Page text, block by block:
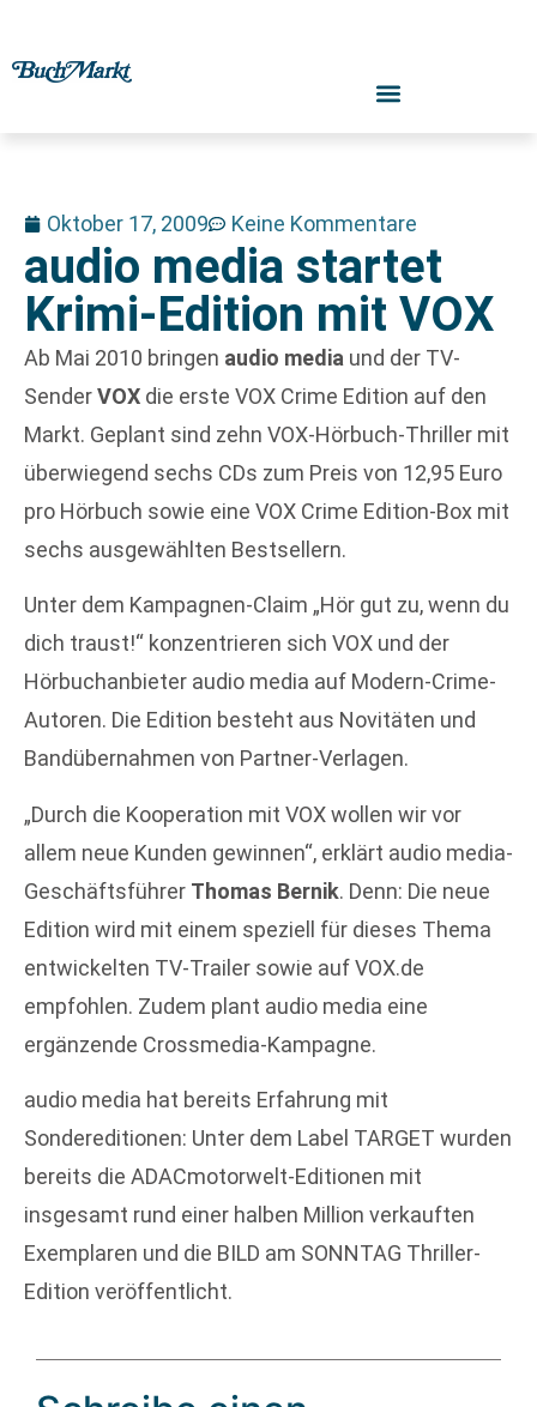
Oktober 17, 2009 Keine Kommentare
audio media startet
Krimi-Edition mit VOX
Ab Mai 2010 bringen audio media und der TV-
SenderVOX die erste VOX Crime Edition auf den
Markt. Geplant sind zehn VOX-Hörbuch-Thriller mit
überwiegend sechs CDs zum Preis von 12,95 Euro
pro Hörbuch sowie eine VOX Crime Edition-Box mit
sechs ausgewählten Bestsellern.
Unter dem Kampagnen-Claim „Hör gut zu, wenn du
dich traust!“ konzentrieren sich VOX und der
Hörbuchanbieter audio media auf Modern-Crime-
Autoren. Die Edition besteht aus Novitäten und
Bandübernahmen von Partner-Verlagen.
„Durch die Kooperation mit VOX wollen wir vor
allem neue Kunden gewinnen“, erklärt audio media-
Geschäftsführer Thomas Bernik. Denn: Die neue
Edition wird mit einem speziell für dieses Thema
entwickelten TV-Trailer sowie auf VOX.de
empfohlen. Zudem plant audio media eine
ergänzende Crossmedia-Kampagne.
audio media hat bereits Erfahrung mit
Sondereditionen: Unter dem Label TARGET wurden
bereits die ADACmotorwelt-Editionen mit
insgesamt rund einer halben Million verkauften
Exemplaren und die BILD am SONNTAG Thriller-
Edition veröffentlicht.